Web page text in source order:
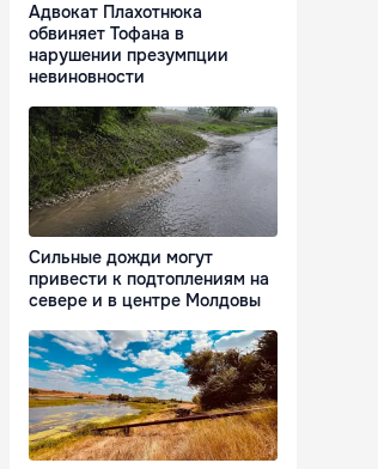
Адвокат Плахотнюка
обвиняет Тофана в
нарушении презумпции
невиновности
Сильные дожди могут
привести к подтоплениям на
севере и в центре Молдовы